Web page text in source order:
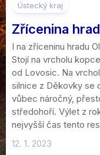
Ústecký kraj
Zřícenina
I na zříceninu hradu
Stojí na vrcholu
od Lovosic. Na
silnice z Děkovky se
vůbec náročný,
středohoří. Výlet z
nejvyšší čas tento
12. 1. 2023